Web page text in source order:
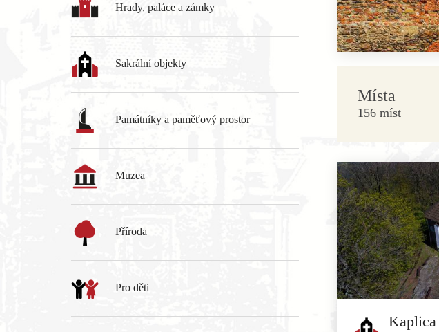
Hrady, paláce a zámky
Sakrální objekty
Památníky a paměťový prostor
Muzea
Příroda
Pro děti
Místa
156 míst